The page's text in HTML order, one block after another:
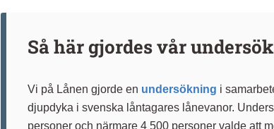
Så här gjordes vår
Vi på Lånen gjorde en undersökning i
djupdyka i svenska låntagares lånevanor.
personer och närmare 4 500 personer valde att